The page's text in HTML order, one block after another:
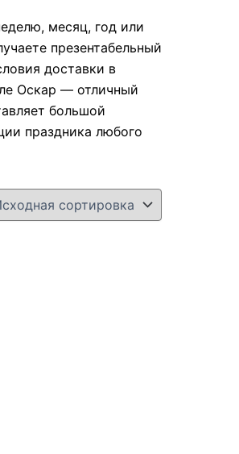
месяц, год или
презентабельный
доставки в
Оскар — отличный
большой
праздника любого